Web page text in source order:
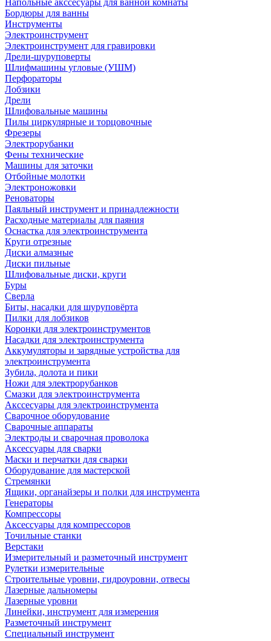
Напольные акссесуары для ванной комнаты
Бордюры для ванны
Инструменты
Электроинструмент
Электроинструмент для гравировки
Дрели-шуруповерты
Шлифмашины угловые (УШМ)
Перфораторы
Лобзики
Дрели
Шлифовальные машины
Пилы циркулярные и торцовочные
Фрезеры
Электрорубанки
Фены технические
Машины для заточки
Отбойные молотки
Электроножовки
Реноваторы
Паяльный инструмент и принадлежности
Расходные материалы для паяния
Оснастка для электроинструмента
Круги отрезные
Диски алмазные
Диски пильные
Шлифовальные диски, круги
Буры
Сверла
Биты, насадки для шуруповёрта
Пилки для лобзиков
Коронки для электроинструментов
Насадки для электроинструмента
Аккумуляторы и зарядные устройства для
электроинструмента
Зубила, долота и пики
Ножи для электрорубанков
Смазки для электроинструмента
Акссесуары для электроинструмента
Сварочное оборудование
Сварочные аппараты
Электроды и сварочная проволока
Аксессуары для сварки
Маски и перчатки для сварки
Оборудование для мастерской
Стремянки
Ящики, органайзеры и полки для инструмента
Генераторы
Компрессоры
Аксессуары для компрессоров
Точильные станки
Верстаки
Измерительный и разметочный инструмент
Рулетки измерительные
Строительные уровни, гидроуровни, отвесы
Лазерные дальномеры
Лазерные уровни
Линейки, инструмент для измерения
Разметочный инструмент
Специальный инструмент